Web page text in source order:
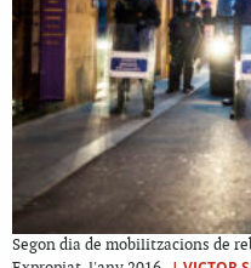
Segon dia de mobilitzacions de